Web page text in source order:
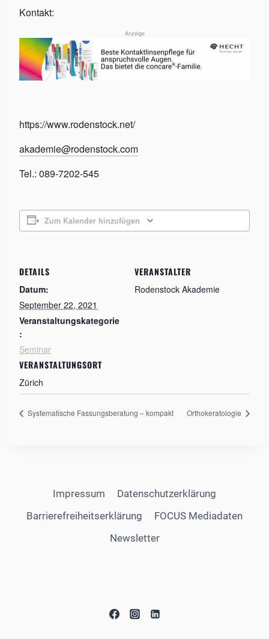
Kontakt:
Anzeige
https://www.rodenstock.net/
akademie@rodenstock.com
Tel.: 089-7202-545
Zum Kalender hinzufügen
DETAILS
Datum:
September 22, 2021
Veranstaltungskategorie
:
Seminar
VERANSTALTUNGSORT
Zürich
VERANSTALTER
Rodenstock Akademie
Systematische Fassungsberatung – kompakt Orthokeratologie
Impressum
Datenschutzerklärung
Barrierefreiheitserklärung
FOCUS Mediadaten
Newsletter